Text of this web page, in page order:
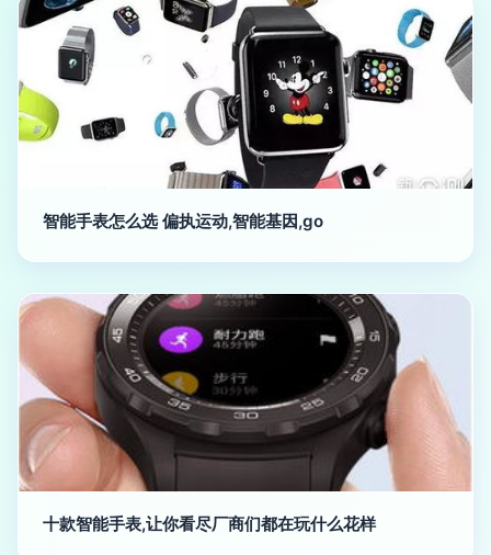
智能手表怎么选 偏执运动,智能基因,go
十款智能手表,让你看尽厂商们都在玩什么花样